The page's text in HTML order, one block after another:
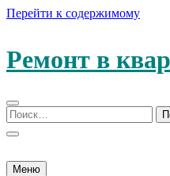
Перейти к содержимому
Ремонт в
Меню